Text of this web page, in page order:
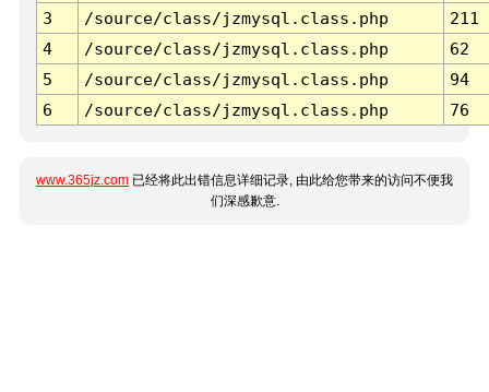
3 /source/class/jzmysql.class.php
211
4
/source/class/jzmysql.class.php
62
5
/source/class/jzmysql.class.php
94
6
/source/class/jzmysql.class.php 76
www.365jz.com 已经将此出错信息详细记录, 由此给您带来的访问不便我
们深感歉意.